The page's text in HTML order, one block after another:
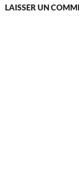
LAISSER UN